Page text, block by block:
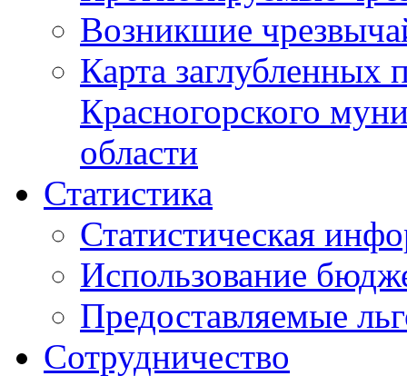
Возникшие
Карта
Красногорского
области
Статистика
Статистическая
Использование
Предоставляемые
Сотрудничество